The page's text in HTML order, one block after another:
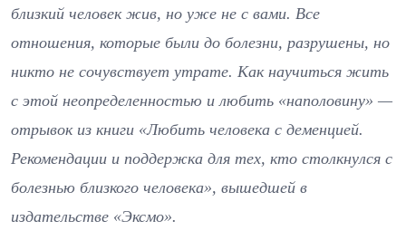
близкий человек жив, но уже не с вами. Все
отношения, которые были до болезни, разрушены, но
никто не сочувствует утрате. Как научиться жить
с этой неопределенностью и любить «наполовину» —
отрывок из книги «Любить человека с деменцией.
Рекомендации и поддержка для тех, кто столкнулся с
болезнью близкого человека», вышедшей в
издательстве «Эксмо».